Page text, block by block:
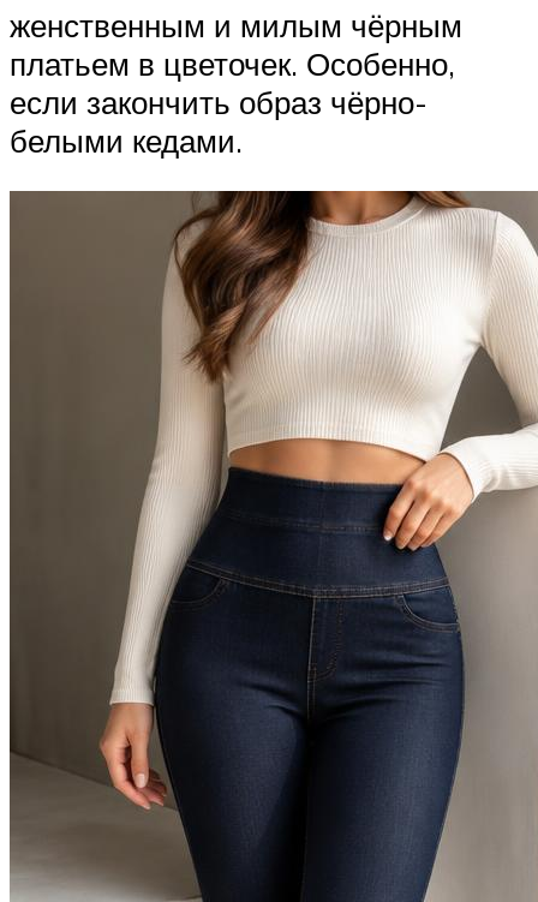
женственным и милым чёрным
платьем в цветочек. Особенно,
если закончить образ чёрно-
белыми кедами.